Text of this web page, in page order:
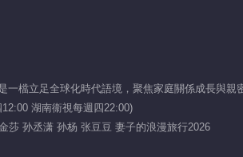
一檔立足全球化時代語境，聚焦家庭關係成長與
湖南衞視每週四22:00)
莎 孙丞潇 孙杨 张豆豆 妻子的浪漫旅行2026